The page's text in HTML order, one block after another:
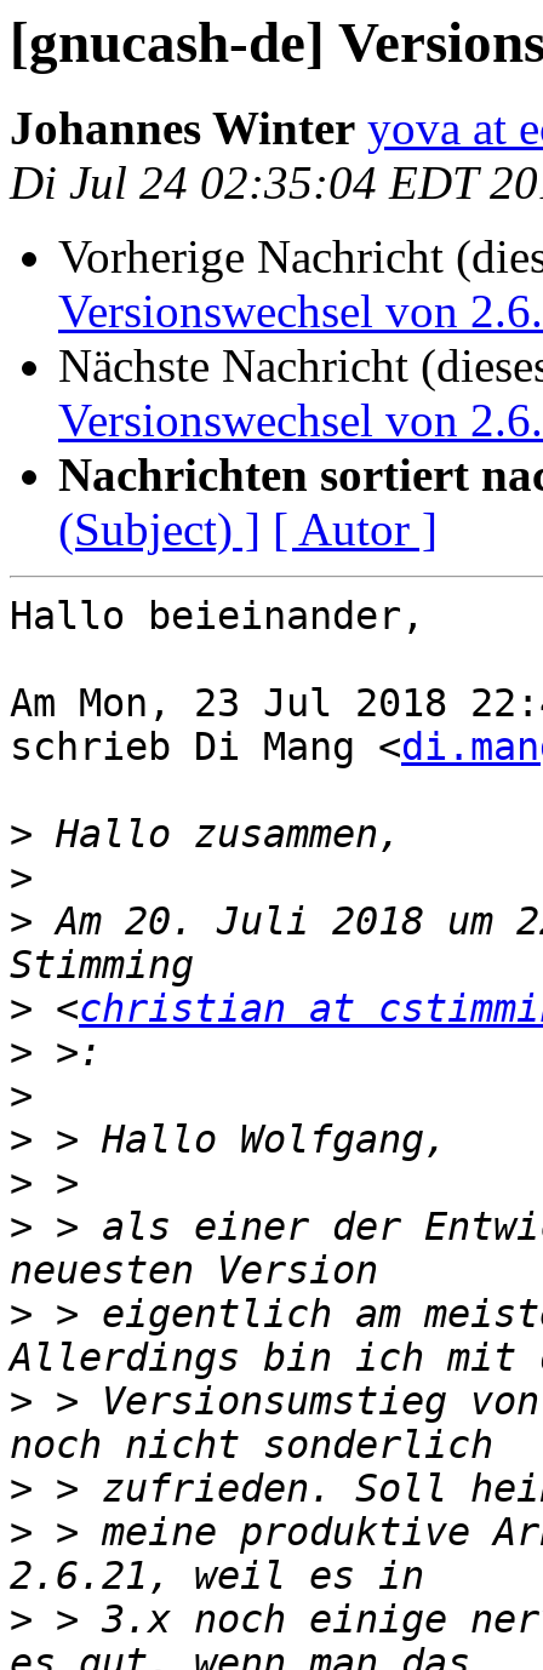
[gnucash-de]
Johannes Winter yova at
Di Jul 24 02:35:04 EDT
Vorherige Nachricht
Versionswechsel von
Nächste Nachricht
Versionswechsel von
Nachrichten sortiert
(Subject) ] [ Autor ]
Hallo beieinander,
Am Mon, 23 Jul 2018
schrieb Di Mang <
>
>
> Am 20. Juli 2018 um
> <christian at
>
>
>
>
> > als einer der
> > eigentlich am
> > Versionsumstieg
>
> > meine produktive
> > 3.x noch einige